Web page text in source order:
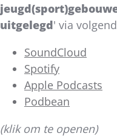
uitgelegd' via
SoundCloud
Spotify
Apple Podcasts
Podbean
(klik om te openen)